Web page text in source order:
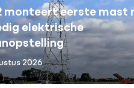
monteert eerste mast
elektrische
2026